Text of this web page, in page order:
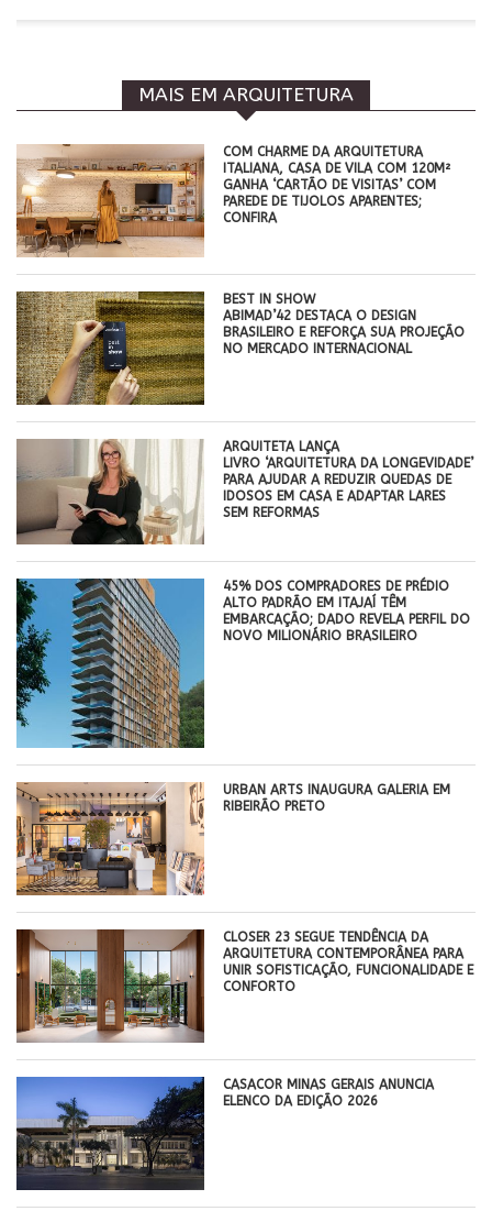
MAIS EM ARQUITETURA
COM CHARME DA ARQUITETURA
ITALIANA, CASA DE VILA COM 120M²
GANHA ‘CARTÃO DE VISITAS’ COM
PAREDE DE TIJOLOS APARENTES;
CONFIRA
BEST IN SHOW
ABIMAD’42 DESTACA O DESIGN
BRASILEIRO E REFORÇA SUA PROJEÇÃO
NO MERCADO INTERNACIONAL
ARQUITETA LANÇA
LIVRO ‘ARQUITETURA DA LONGEVIDADE’
PARA AJUDAR A REDUZIR QUEDAS DE
IDOSOS EM CASA E ADAPTAR LARES
SEM REFORMAS
45% DOS COMPRADORES DE PRÉDIO
ALTO PADRÃO EM ITAJAÍ TÊM
EMBARCAÇÃO; DADO REVELA PERFIL DO
NOVO MILIONÁRIO BRASILEIRO
​URBAN ARTS INAUGURA GALERIA EM
RIBEIRÃO PRETO
CLOSER 23 SEGUE TENDÊNCIA DA
ARQUITETURA CONTEMPORÂNEA PARA
UNIR SOFISTICAÇÃO, FUNCIONALIDADE E
CONFORTO
CASACOR MINAS GERAIS ANUNCIA
ELENCO DA EDIÇÃO 2026